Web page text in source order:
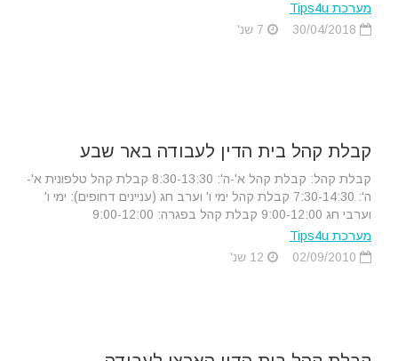
מערכת Tips4u
קבלת קהל בית הדין לעבודה באר שבע
קבלת קהל: קבלת קהל א'-ה': 8:30-13:30 קבלת קהל טלפונית א'-
ה': 7:30-14:30 קבלת קהל ימי ו' וערב חג (עניינים דחופים): ימי ו'
וערבי חג 9:00-12:00 קבלת קהל בפגרה: 9:00-12:00
מערכת Tips4u